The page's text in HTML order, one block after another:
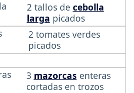
2 tallos de cebolla
larga picados
2 tomates verdes
picados
3 mazorcas enteras
cortadas en trozos